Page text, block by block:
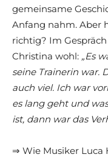
gemeinsame
Anfang nahm. Aber
richtig? Im
Christina wohl: „Es
seine Trainerin war.
auch viel. Ich war
es lang geht und
ist, dann war das
⇒ Wie Musiker Luca